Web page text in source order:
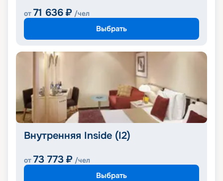
от 71 636 ₽ /чел
Выбрать
Внутренняя Inside (I2)
от 73 773 ₽ /чел
Выбрать